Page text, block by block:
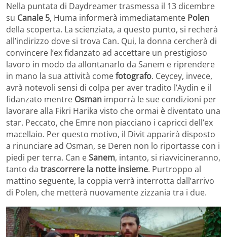
Nella puntata di Daydreamer trasmessa il 13 dicembre
su Canale 5, Huma informerà immediatamente Polen
della scoperta. La scienziata, a questo punto, si recherà
all’indirizzo dove si trova Can. Qui, la donna cercherà di
convincere l’ex fidanzato ad accettare un prestigioso
lavoro in modo da allontanarlo da Sanem e riprendere
in mano la sua attività comefotografo. Ceycey, invece,
avrà notevoli sensi di colpa per aver tradito l’Aydin e il
fidanzato mentre Osman imporrà le sue condizioni per
lavorare alla Fikri Harika visto che ormai è diventato una
star. Peccato, che Emre non piacciano i capricci dell’ex
macellaio. Per questo motivo, il Divit apparirà disposto
a rinunciare ad Osman, se Deren non lo riportasse con i
piedi per terra. Can eSanem, intanto, si riavvicineranno,
tanto da trascorrere la notte insieme. Purtroppo al
mattino seguente, la coppia verrà interrotta dall’arrivo
di Polen, che metterà nuovamente zizzania tra i due.